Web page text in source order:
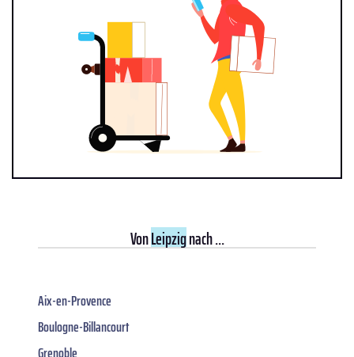
VonLeipzignach ...
Aix-en-Provence
Boulogne-Billancourt